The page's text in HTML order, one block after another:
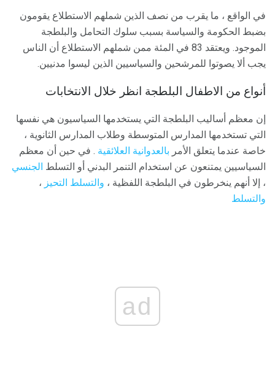
في الواقع ، ما يقرب من نصف الذين شملهم الاستطلاع يقومون
بضبط الحكومة والسياسة بسبب سلوك التحامل والبلطجة
الموجود. ويعتقد 83 في المئة ممن شملهم الاستطلاع أن الناس
يجب ألا يصوتوا للمرشحين والسياسيين الذين ليسوا مدنيين.
أنواع من الاطفال البلطجة انظر خلال الانتخابات
إن معظم أساليب البلطجة التي يستخدمها السياسيون هي نفسها
التي تستخدمها المدارس المتوسطة وطلاب المدارس الثانوية ،
خاصة عندما يتعلق الأمر بالعدوانية العلائقية . في حين أن معظم
السياسيين يمتنعون عن استخدام التنمر البدني أو التسلط الجنسي
، إلا أنهم ينخرطون في البلطجة اللفظية ، والتسلط التحيز ،
والتسلط
ad